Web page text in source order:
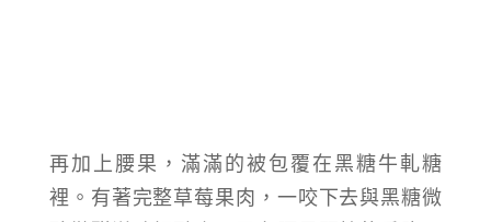
再加上腰果，滿滿的被包覆在黑糖牛軋糖
裡。有著完整草莓果肉，一咬下去與黑糖微